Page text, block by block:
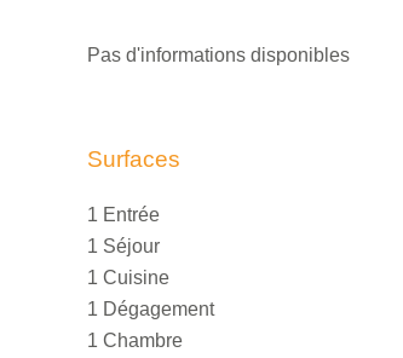
Pas d'informations disponibles
Surfaces
1 Entrée
1 Séjour
1 Cuisine
1 Dégagement
1 Chambre